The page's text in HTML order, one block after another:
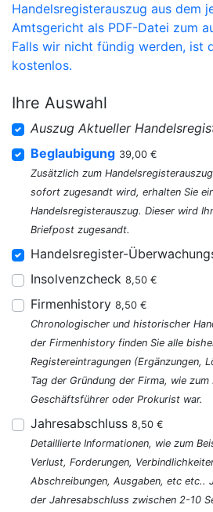
Handelsregisterauszug aus dem
Amtsgericht als PDF-Datei zum
Falls wir nicht fündig werden, ist
kostenlos.
Ihre Auswahl
Auszug Aktueller
Beglaubigung 39,00 €
Zusätzlich zum
sofort zugesandt wird, erhalten Sie
Handelsregisterauszug. Dieser wird
Briefpost zugesandt.
Handelsregister-
Insolvenzcheck 8,50 €
Firmenhistory 8,50 €
Chronologischer und historischer
der Firmenhistory finden Sie alle
Registereintragungen (Ergänzungen,
Tag der Gründung der Firma, wie
Geschäftsführer oder Prokurist war.
Jahresabschluss 8,50 €
Detaillierte Informationen, wie zum
Verlust, Forderungen,
Abschreibungen, Ausgaben, etc etc..
der Jahresabschluss zwischen 2-10